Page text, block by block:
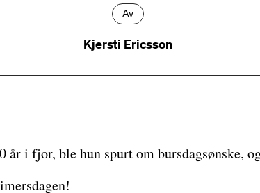
Av
Kjersti Ericsson
år i fjor, ble hun spurt om bursdagsønske,